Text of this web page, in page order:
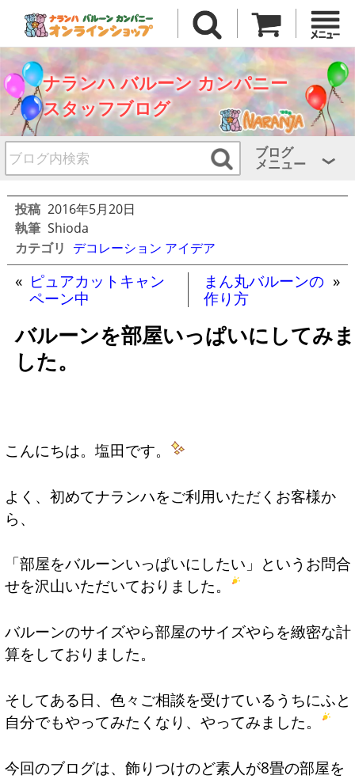
ナランハ バルーン カンパニー
スタッフブログ
ブログ
メニュー
投稿 2016年5月20日
執筆 Shioda
カテゴリ デコレーション アイデア
« ピュアカットキャン
ペーン中
まん丸バルーンの
作り方
»
バルーンを部屋いっぱいにしてみま
した。
こんにちは。塩田です。
よく、初めてナランハをご利用いただくお客様か
ら、
「部屋をバルーンいっぱいにしたい」というお問合
せを沢山いただいておりました。
バルーンのサイズやら部屋のサイズやらを緻密な計
算をしておりました。
そしてある日、色々ご相談を受けているうちにふと
自分でもやってみたくなり、やってみました。
今回のブログは、飾りつけのど素人が8畳の部屋を